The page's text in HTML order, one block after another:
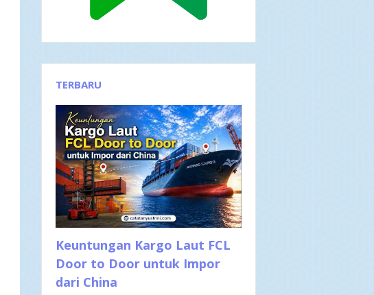
TERBARU
Keuntungan Kargo Laut FCL
Door to Door untuk Impor
dari China